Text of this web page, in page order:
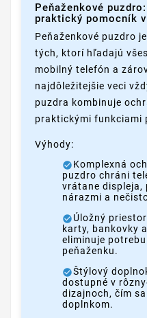
Peňaženkové
praktický pomocník
Peňaženkové puzdro
tých, ktorí hľadajú
mobilný telefón a
najdôležitejšie veci
puzdra kombinuje
praktickými funkciami
Výhody:
Komplexná
puzdro chráni
vrátane displeja,
nárazmi a
Úložný
karty, bankovky
eliminuje
peňaženku.
Štýlový
dostupné v
dizajnoch, čím
doplnkom.